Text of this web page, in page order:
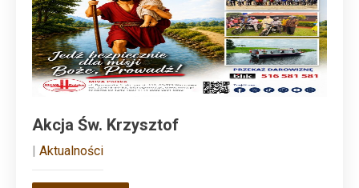
Akcja Św. Krzysztof
Aktualności